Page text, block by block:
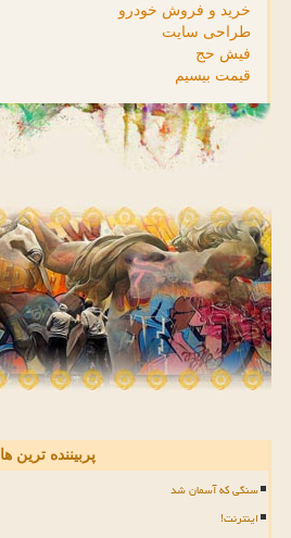
خرید و فروش خودرو
طراحی سایت
فیش حج
قیمت بیسیم
پربیننده ترین ها
سنگی که آسمان شد
اینترنت!